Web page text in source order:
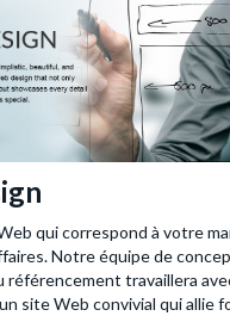
qui correspond à votre
Notre équipe de
référencement travaillera
site Web convivial qui allie